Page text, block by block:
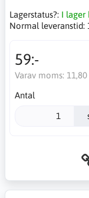
Lagerstatus?: I lager
Normal leveranstid:
59:-
Varav moms:
Antal